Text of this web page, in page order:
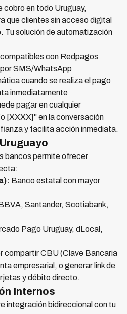
cobro en todo Uruguay,
que clientes sin acceso digital
Tu solución de automatización
con Redpagos
SMS/WhatsApp
cuando se realiza el pago
inmediatamente
pagar en cualquier
[XXXX]" en la conversación
y facilita acción inmediata.
bancos permite ofrecer
Banco estatal con mayor
Santander, Scotiabank,
Pago Uruguay, dLocal,
compartir CBU (Clave Bancaria
empresarial, o generar link de
y débito directo.
Internos
integración bidireccional con tu